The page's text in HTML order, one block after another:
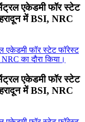
एकेडमी फॉर स्टेट
में BSI, NRC
एकेडमी फॉर स्टेट
में BSI, NRC